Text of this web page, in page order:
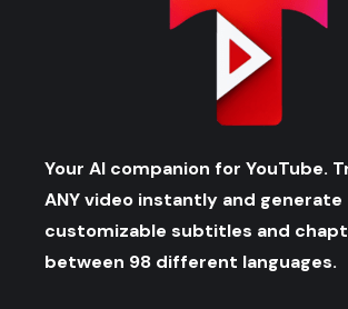
Your AI companion for YouTube.
ANY video instantly and generate
customizable subtitles and
between 98 different languages.